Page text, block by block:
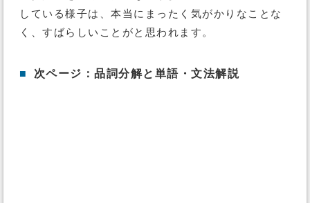
している様子は、本当にまったく気がかりなことな
く、すばらしいことがと思われます。
■ 次ページ：品詞分解と単語・文法解説